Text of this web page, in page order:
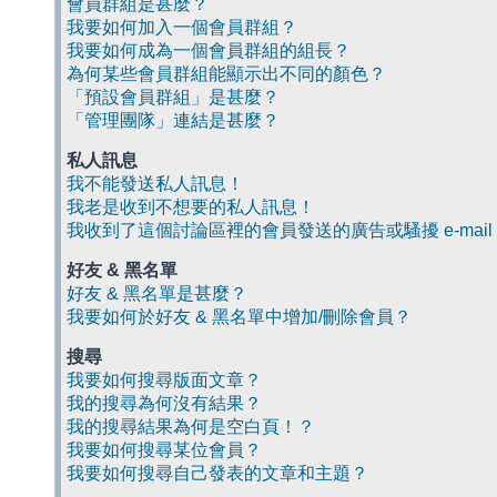
會員群組是甚麼？
我要如何加入一個會員群組？
我要如何成為一個會員群組的組長？
為何某些會員群組能顯示出不同的顏色？
「預設會員群組」是甚麼？
「管理團隊」連結是甚麼？
私人訊息
我不能發送私人訊息！
我老是收到不想要的私人訊息！
我收到了這個討論區裡的會員發送的廣告或騷擾 e-mail
好友 & 黑名單
好友 & 黑名單是甚麼？
我要如何於好友 & 黑名單中增加/刪除會員？
搜尋
我要如何搜尋版面文章？
我的搜尋為何沒有結果？
我的搜尋結果為何是空白頁！？
我要如何搜尋某位會員？
我要如何搜尋自己發表的文章和主題？